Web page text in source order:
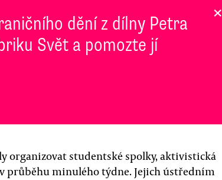
dění z dílny Petra
Svět a pomozte jí
×
organizovat studentské spolky, aktivistická
průběhu minulého týdne. Jejich ústředním